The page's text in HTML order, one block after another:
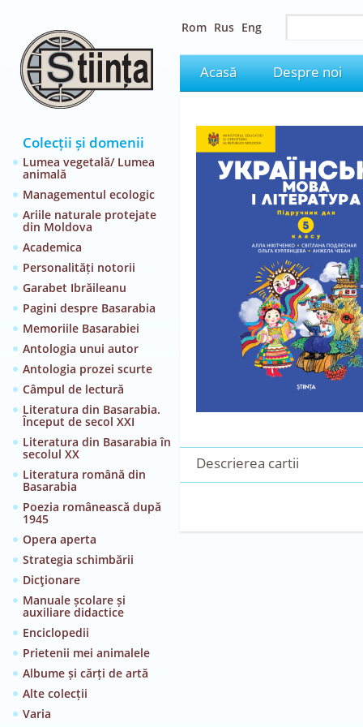
Colecții și domenii
Lumea vegetală/ Lumea
animală
Managementul ecologic
Ariile naturale protejate
din Moldova
Academica
Personalități notorii
Garabet Ibrăileanu
Pagini despre Basarabia
Memoriile Basarabiei
Antologia unui autor
Antologia prozei scurte
Câmpul de lectură
Literatura din Basarabia.
Început de secol XXI
Literatura din Basarabia în
secolul XX
Literatura română din
Basarabia
Poezia românească după
1945
Opera aperta
Strategia schimbării
Dicţionare
Manuale școlare și
auxiliare didactice
Enciclopedii
Prietenii mei animalele
Albume și cărți de artă
Alte colecții
Varia
Rom Rus Eng
Acasă Despre noi
Descrierea cartii